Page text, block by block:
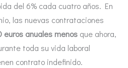
del 6% cada cuatro años. En
las nuevas contrataciones
euros anuales menos que ahora,
toda su vida laboral
contrato indefinido.